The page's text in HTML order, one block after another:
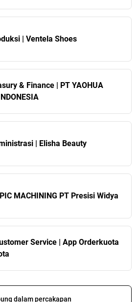
| Ventela Shoes
& Finance | PT YAOHUA
| Elisha Beauty
MACHINING PT Presisi Widya
Service | App Orderkuota
dalam percakapan